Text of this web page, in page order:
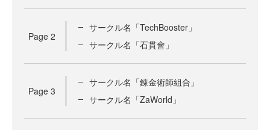
Page 2
サークル名「TechBooster」
サークル名「石貫會」
Page 3
サークル名「錬金術師組合」
サークル名「ZaWorld」